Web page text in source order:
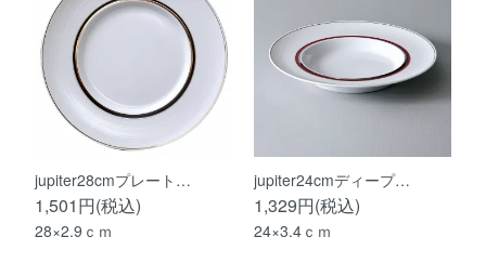
jupiter28cmプレート…
1,501円(税込)
28×2.9ｃｍ
jupiter24cmディープ…
1,329円(税込)
24×3.4ｃｍ